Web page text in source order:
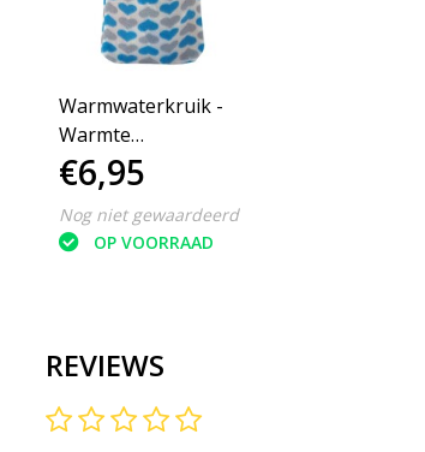
Warmwaterkruik -
Warmte
Vasthoudend -
Lekvrij - 70°C Max -
1.7L
€6,95
Nog niet gewaardeerd
OP VOORRAAD
REVIEWS